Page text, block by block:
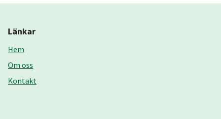
Länkar
Hem
Om oss
Kontakt